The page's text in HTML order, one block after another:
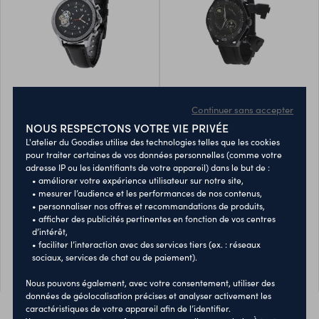
Android. Socle de recharge
inclus et présenté dans une
jolie boîte design kraft.
Manuel dinstructions
disponible en espagnol et en
pour iOS et Android. Présenté
dans une boîte individuelle
design, avec un manuel
dinstructions en espagnol et
Montre intelligente
multifonctionnelle au design
décontracté, avec connexion
Bluetooth. Boîtier circulaire
élégant et bracelet en cuir.
Lécran tactile TFT de 1,32
pouce et la batterie de 230
mAh en font le gadget idéal
pour toutes sortes de sports,
de loisirs et dactivités
quotidiennes.Multitude de
10005899
À partir de 39,38 €
Quantité minimum : 5
klemen
Montre intelligente avec
connexion Bluetooth et
écouteurs intégrés, avec
design sportif à cadran rond.
Écran tactile IPS de 1,53" avec
bracelets ajustables en TPU,
des capteurs avancés et une
batterie longue durée pour
des performances optimales.
Compatible avec iOS et
10075400
Quantité minimum : 5
Continuer sans accepter
NOUS RESPECTONS VOTRE VIE PRIVÉE
L'atelier du Goodies utilise des technologies telles que les cookies
pour traiter certaines de vos données personnelles (comme votre
adresse IP ou les identifiants de votre appareil) dans le but de :
• améliorer votre expérience utilisateur sur notre site,
• mesurer l’audience et les performances de nos contenus,
• personnaliser nos offres et recommandations de produits,
• afficher des publicités pertinentes en fonction de vos centres
d’intérêt,
• faciliter l’interaction avec des services tiers (ex. : réseaux
sociaux, services de chat ou de paiement).
Nous pouvons également, avec votre consentement, utiliser des
données de géolocalisation précises et analyser activement les
caractéristiques de votre appareil afin de l’identifier.